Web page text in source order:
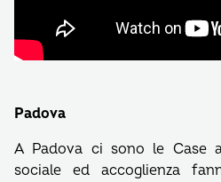
Padova
A Padova ci sono le Case
sociale ed accoglienza